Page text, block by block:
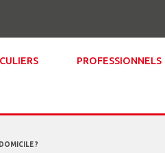
PROFESSIONNELS
?